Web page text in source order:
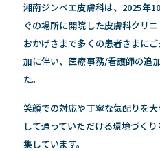
湘南ジンベエ皮膚科は、2025年
ぐの場所に開院した皮膚科クリニ
おかげさまで多くの患者さまに
加に伴い、医療事務/看護師の追
た。
笑顔での対応や丁寧な気配りを
して通っていただける環境づく
集しています。